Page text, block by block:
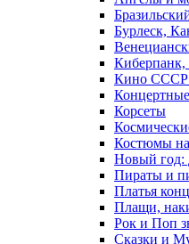
Бурлеск,
Киберпанк,
Кино СССР
Корсеты
Костюмы на
Новый год:
Пираты и
Платья
Плащи,
Рок и Поп
Сказки и